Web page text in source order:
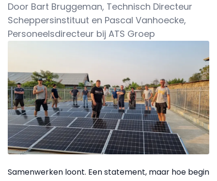
Door Bart Bruggeman, Technisch Directeur
Scheppersinstituut en Pascal Vanhoecke,
Personeelsdirecteur bij ATS Groep
Samenwerken loont. Een statement, maar hoe begin